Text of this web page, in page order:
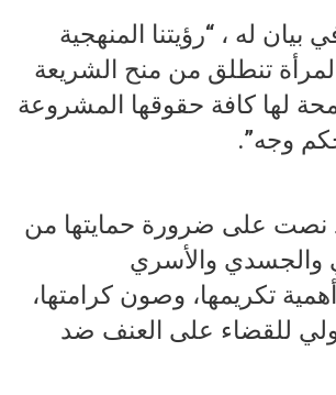
بيان له ، “رؤيتنا المنهجية
المرأة تنطلق من منح الشريعة
لها كافة حقوقها المشروعة
وجه”.
نصت على ضرورة حمايتها من
والجسدي والأسري
تكريمها، وصون كرامتها،
للقضاء على العنف ضد